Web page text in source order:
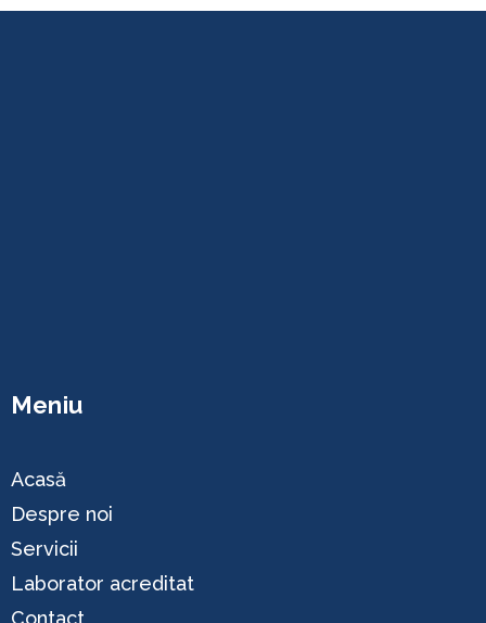
Meniu
Acasă
Despre noi
Servicii
Laborator acreditat